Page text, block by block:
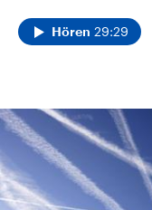
Hören 29:29